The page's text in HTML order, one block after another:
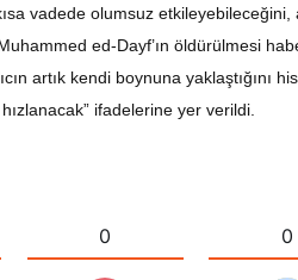
vadede olumsuz
ed-Dayf’ın öldürülmesi
artık kendi boynuna yaklaştığını
ifadelerine yer verildi.
0 0